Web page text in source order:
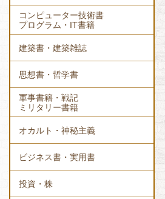
コンピューター技術書
プログラム・IT書籍
建築書・建築雑誌
思想書・哲学書
軍事書籍・戦記
ミリタリー書籍
オカルト・神秘主義
ビジネス書・実用書
投資・株